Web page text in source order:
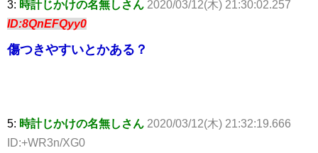
3: 時計じかけの名無しさん 2020/03/12(木) 21:30:02.257
ID:8QnEFQyy0
傷つきやすいとかある？
5: 時計じかけの名無しさん 2020/03/12(木) 21:32:19.666
ID:+WR3n/XG0